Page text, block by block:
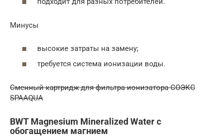
Минусы
высокие затраты на замену;
требуется система ионизации воды.
Сменный картридж для фильтра-ионизатора СОЭКС
SPAAQUA
BWT Magnesium Mineralized Water с
обогащением магнием